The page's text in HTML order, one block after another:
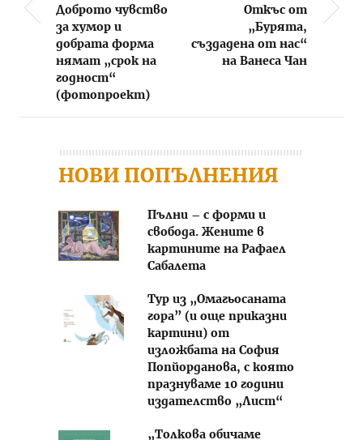
Post navigation
Доброто чувство
за хумор и
добрата форма
нямат „срок на
годност“
(фотопроект)
Откъс от
„Бурята,
създадена от нас“
на Ванеса Чан
НОВИ ПОПЪЛНЕНИЯ
Пълни – с форми и
свобода. Жените в
картините на Рафаел
Сабалета
Тур из „Омагьосаната
гора” (и още приказни
картини) от
изложбата на София
Попйорданова, с която
празнуваме 10 години
издателство „Лист“
„Толкова обичаме